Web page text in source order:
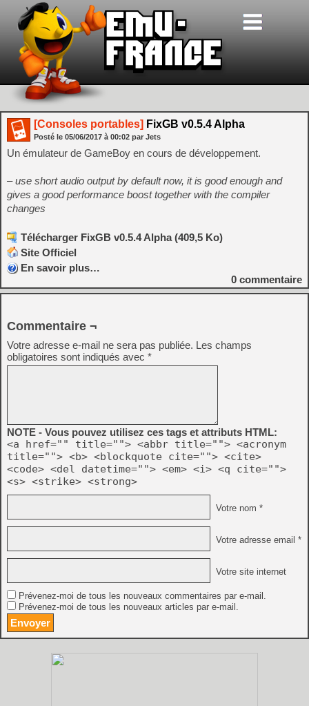
[Consoles portables] FixGB v0.5.4 Alpha
Posté le 05/06/2017 à 00:02 par Jets
Un émulateur de GameBoy en cours de développement.
– use short audio output by default now, it is good enough and
gives a good performance boost together with the compiler
changes
Télécharger FixGB v0.5.4 Alpha (409,5 Ko)
Site Officiel
En savoir plus…
0 commentaire
Commentaire ¬
Votre adresse e-mail ne sera pas publiée. Les champs
obligatoires sont indiqués avec *
NOTE - Vous pouvez utilisez ces tags et attributs HTML:
<a href="" title=""> <abbr title=""> <acronym
title=""> <b> <blockquote cite=""> <cite>
<code> <del datetime=""> <em> <i> <q cite="">
<s> <strike> <strong>
Votre nom *
Votre adresse email *
Votre site internet
Prévenez-moi de tous les nouveaux commentaires par e-mail.
Prévenez-moi de tous les nouveaux articles par e-mail.